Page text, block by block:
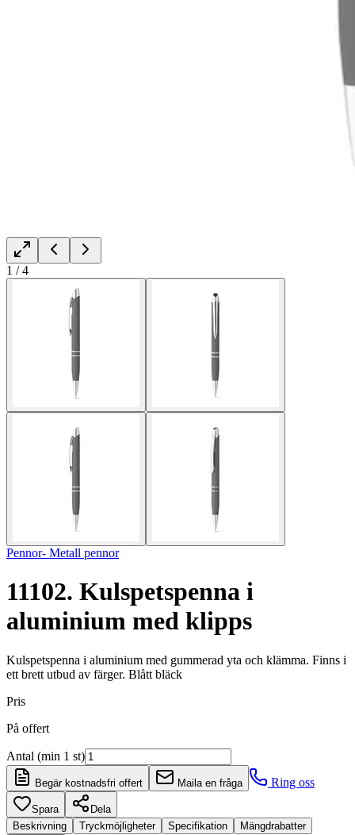
1 /4
Pennor- Metall pennor
11102. Kulspetspenna i
aluminium med klipps
Kulspetspenna i aluminium med gummerad yta och klämma. Finns i
ett brett utbud av färger. Blått bläck
Pris
På offert
Antal (min 1 st)
Begär kostnadsfri offert Maila en fråga Ring oss
Spara
Dela
Beskrivning
Tryckmöjligheter Specifikation
Mängdrabatter